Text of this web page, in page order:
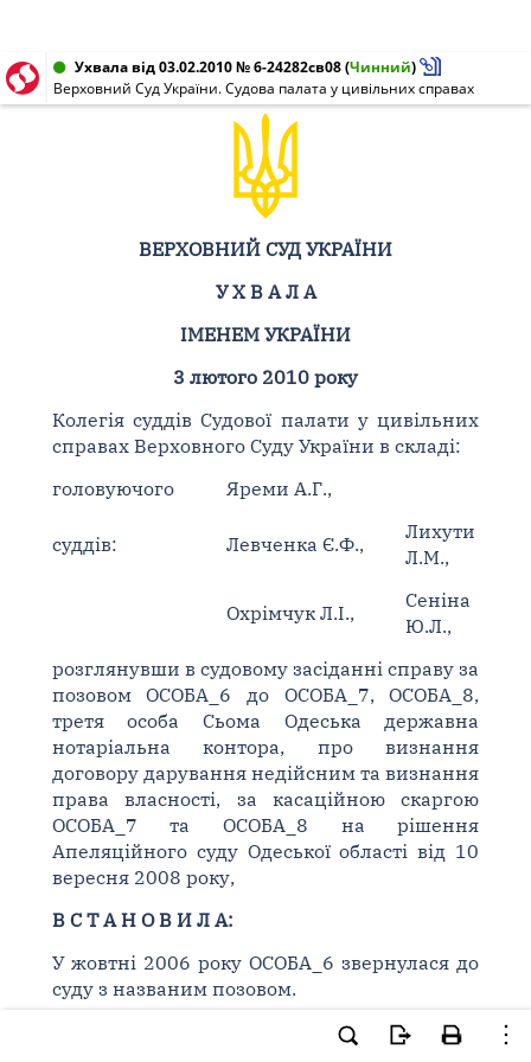
Ухвала від 03.02.2010 № 6-24282св08(Чинний)
Верховний Суд України. Судова палата у цивільних справах
ВЕРХОВНИЙ СУД УКРАЇНИ
У Х В А Л А
ІМЕНЕМ УКРАЇНИ
3 лютого 2010 року
Колегія суддів Судової палати у цивільних
справах Верховного Суду України в складі:
головуючого
Яреми А.Г.,
суддів: Левченка Є.Ф.,
Лихути
Л.М.,
Охрімчук Л.І.,
Сеніна
Ю.Л.,
розглянувши в судовому засіданні справу за
позовом ОСОБА_6 до ОСОБА_7, ОСОБА_8,
третя особа Сьома Одеська державна
нотаріальна контора, про визнання
договору дарування недійсним та визнання
права власності, за касаційною скаргою
ОСОБА_7 та ОСОБА_8 на рішення
Апеляційного суду Одеської області від 10
вересня 2008 року,
В С Т А Н О В И Л А:
У жовтні 2006 року ОСОБА_6 звернулася до
суду з названим позовом.
Зазначала, що 27 червня 1986 року їй та її